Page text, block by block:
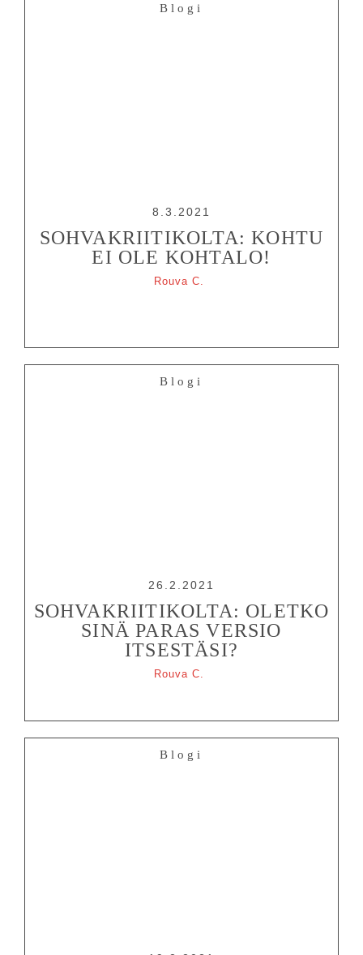
TEATTERI
Blogi
8.3.2021
SOHVAKRIITIKOLTA: KOHTU
EI OLE KOHTALO!
Rouva C.
Blogi
26.2.2021
SOHVAKRIITIKOLTA: OLETKO
SINÄ PARAS VERSIO
ITSESTÄSI?
Rouva C.
Blogi